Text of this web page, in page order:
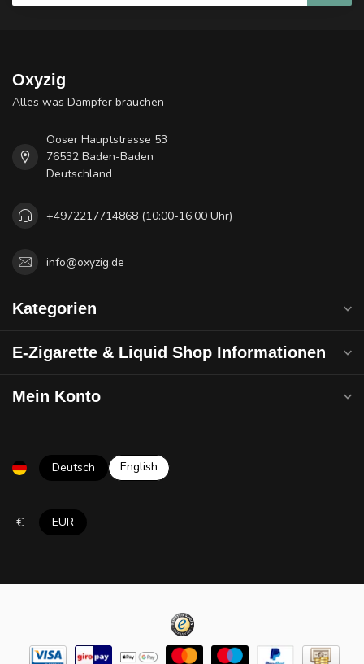
Oxyzig
Alles was Dampfer brauchen
Ooser Hauptstrasse 53
76532 Baden-Baden
Deutschland
+4972217714868 (10:00-16:00 Uhr)
info@oxyzig.de
Kategorien
E-Zigarette & Liquid Shop Informationen
Mein Konto
Deutsch English
€ EUR